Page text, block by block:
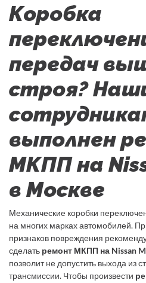
Коробка
передач
строя?
выполнен
МКПП на
в Москве
Механические коробки
на многих марках автомобилей.
признаков повреждения
сделать ремонт МКПП на Nissan
позволит не допустить выхода из
трансмиссии. Чтобы произвести